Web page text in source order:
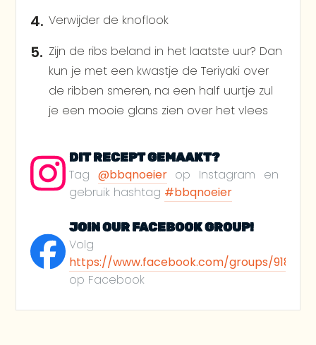
Verwijder de knoflook
Zijn de ribs beland in het laatste uur? Dan
kun je met een kwastje de Teriyaki over
de ribben smeren, na een half uurtje zul
je een mooie glans zien over het vlees
DIT RECEPT GEMAAKT?
Tag @bbqnoeierop Instagram en
gebruik hashtag #bbqnoeier
JOIN OUR FACEBOOK GROUP!
Volg
https://www.facebook.com/groups/
op Facebook